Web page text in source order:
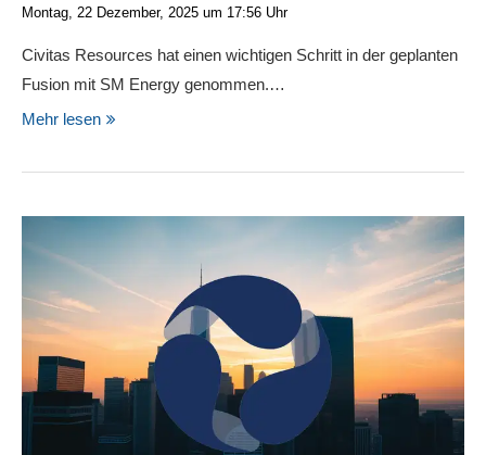
Montag, 22 Dezember, 2025 um 17:56 Uhr
Civitas Resources hat einen wichtigen Schritt in der geplanten
Fusion mit SM Energy genommen.…
Mehr lesen